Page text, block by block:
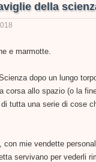
della
e marmotte.
dopo un lungo
corsa allo spazio (o la
tutta una serie di cose
mie vendette
servivano per vederli